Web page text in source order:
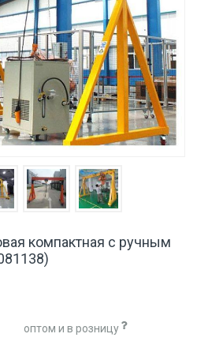
компактная с ручным
оптом и в розницу